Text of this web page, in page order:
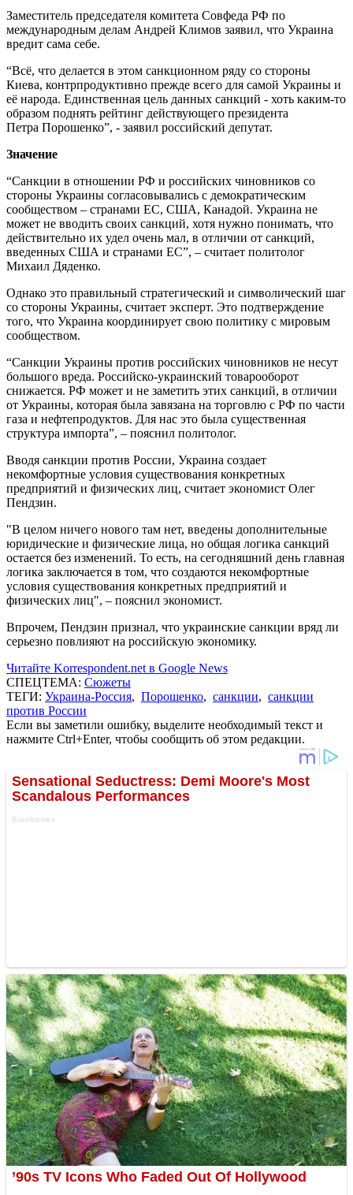
Заместитель председателя комитета Совфеда РФ по
международным делам Андрей Климов заявил, что Украина
вредит сама себе.
“Всё, что делается в этом санкционном ряду со стороны
Киева, контрпродуктивно прежде всего для самой Украины и
её народа. Единственная цель данных санкций - хоть каким-то
образом поднять рейтинг действующего президента
Петра Порошенко”, - заявил российский депутат.
Значение
“Санкции в отношении РФ и российских чиновников со
стороны Украины согласовывались с демократическим
сообществом – странами ЕС, США, Канадой. Украина не
может не вводить своих санкций, хотя нужно понимать, что
действительно их удел очень мал, в отличии от санкций,
введенных США и странами ЕС”, – считает политолог
Михаил Дяденко.
Однако это правильный стратегический и символический шаг
со стороны Украины, считает эксперт. Это подтверждение
того, что Украина координирует свою политику с мировым
сообществом.
“Санкции Украины против российских чиновников не несут
большого вреда. Российско-украинский товарооборот
снижается. РФ может и не заметить этих санкций, в отличии
от Украины, которая была завязана на торговлю с РФ по части
газа и нефтепродуктов. Для нас это была существенная
структура импорта”, – пояснил политолог.
Вводя санкции против России, Украина создает
некомфортные условия существования конкретных
предприятий и физических лиц, считает экономист Олег
Пендзин.
"В целом ничего нового там нет, введены дополнительные
юридические и физические лица, но общая логика санкций
остается без изменений. То есть, на сегодняшний день главная
логика заключается в том, что создаются некомфортные
условия существования конкретных предприятий и
физических лиц", – пояснил экономист.
Впрочем, Пендзин признал, что украинские санкции вряд ли
серьезно повлияют на российскую экономику.
Читайте Korrespondent.net в Google News
СПЕЦТЕМА: Сюжеты
ТЕГИ: Украина-Россия, Порошенко, санкции, санкции
против России
Если вы заметили ошибку, выделите необходимый текст и
нажмите Ctrl+Enter, чтобы сообщить об этом редакции.